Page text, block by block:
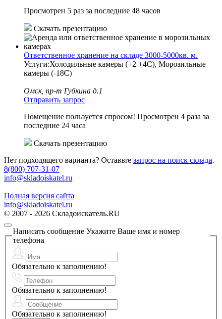
Просмотрен 5 раз за последние 48 часов
Скачать презентацию
Ответственное хранение на складе 3000-5000кв. м.
Услуги:Холодильные камеры (+2 +4С), Морозильные
камеры (-18С)
Омск, пр-т Губкина д.1
Отправить запрос
Помещение пользуется спросом! Просмотрен 4 раза за
последние 24 часа
Скачать презентацию
Нет подходящего варианта? Оставьте запрос на поиск склада.
8(800) 707-31-07
info@skladoiskatel.ru
Полная версия сайта
info@skladoiskatel.ru
© 2007 - 2026 Складоискатель.RU
Написать сообщение Укажите Ваше имя и номер
телефона
Обязательно к заполнению!
Обязательно к заполнению!
Обязательно к заполнению!